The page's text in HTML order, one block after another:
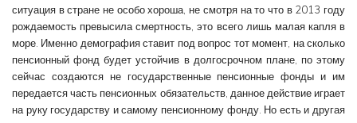
ситуация в стране не особо хороша, не смотря на то что в 2013 году
рождаемость превысила смертность, это всего лишь малая капля в
море. Именно демография ставит под вопрос тот момент, на сколько
пенсионный фонд будет устойчив в долгосрочном плане, по этому
сейчас создаются не государственные пенсионные фонды и им
передается часть пенсионных обязательств, данное действие играет
на руку государству и самому пенсионному фонду. Но есть и другая